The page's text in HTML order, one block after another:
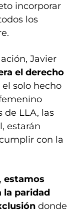
incorporar
los
Javier
el derecho
solo hecho
de LLA, las
estarán
con la
estamos
la paridad
donde